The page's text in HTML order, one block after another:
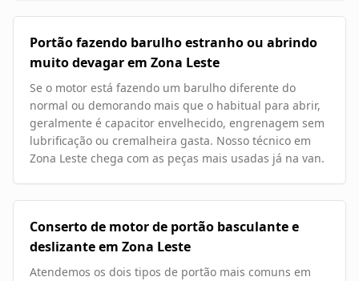
Portão fazendo barulho estranho ou abrindo
muito devagar em Zona Leste
Se o motor está fazendo um barulho diferente do
normal ou demorando mais que o habitual para abrir,
geralmente é capacitor envelhecido, engrenagem sem
lubrificação ou cremalheira gasta. Nosso técnico em
Zona Leste chega com as peças mais usadas já na van.
Conserto de motor de portão basculante e
deslizante em Zona Leste
Atendemos os dois tipos de portão mais comuns em